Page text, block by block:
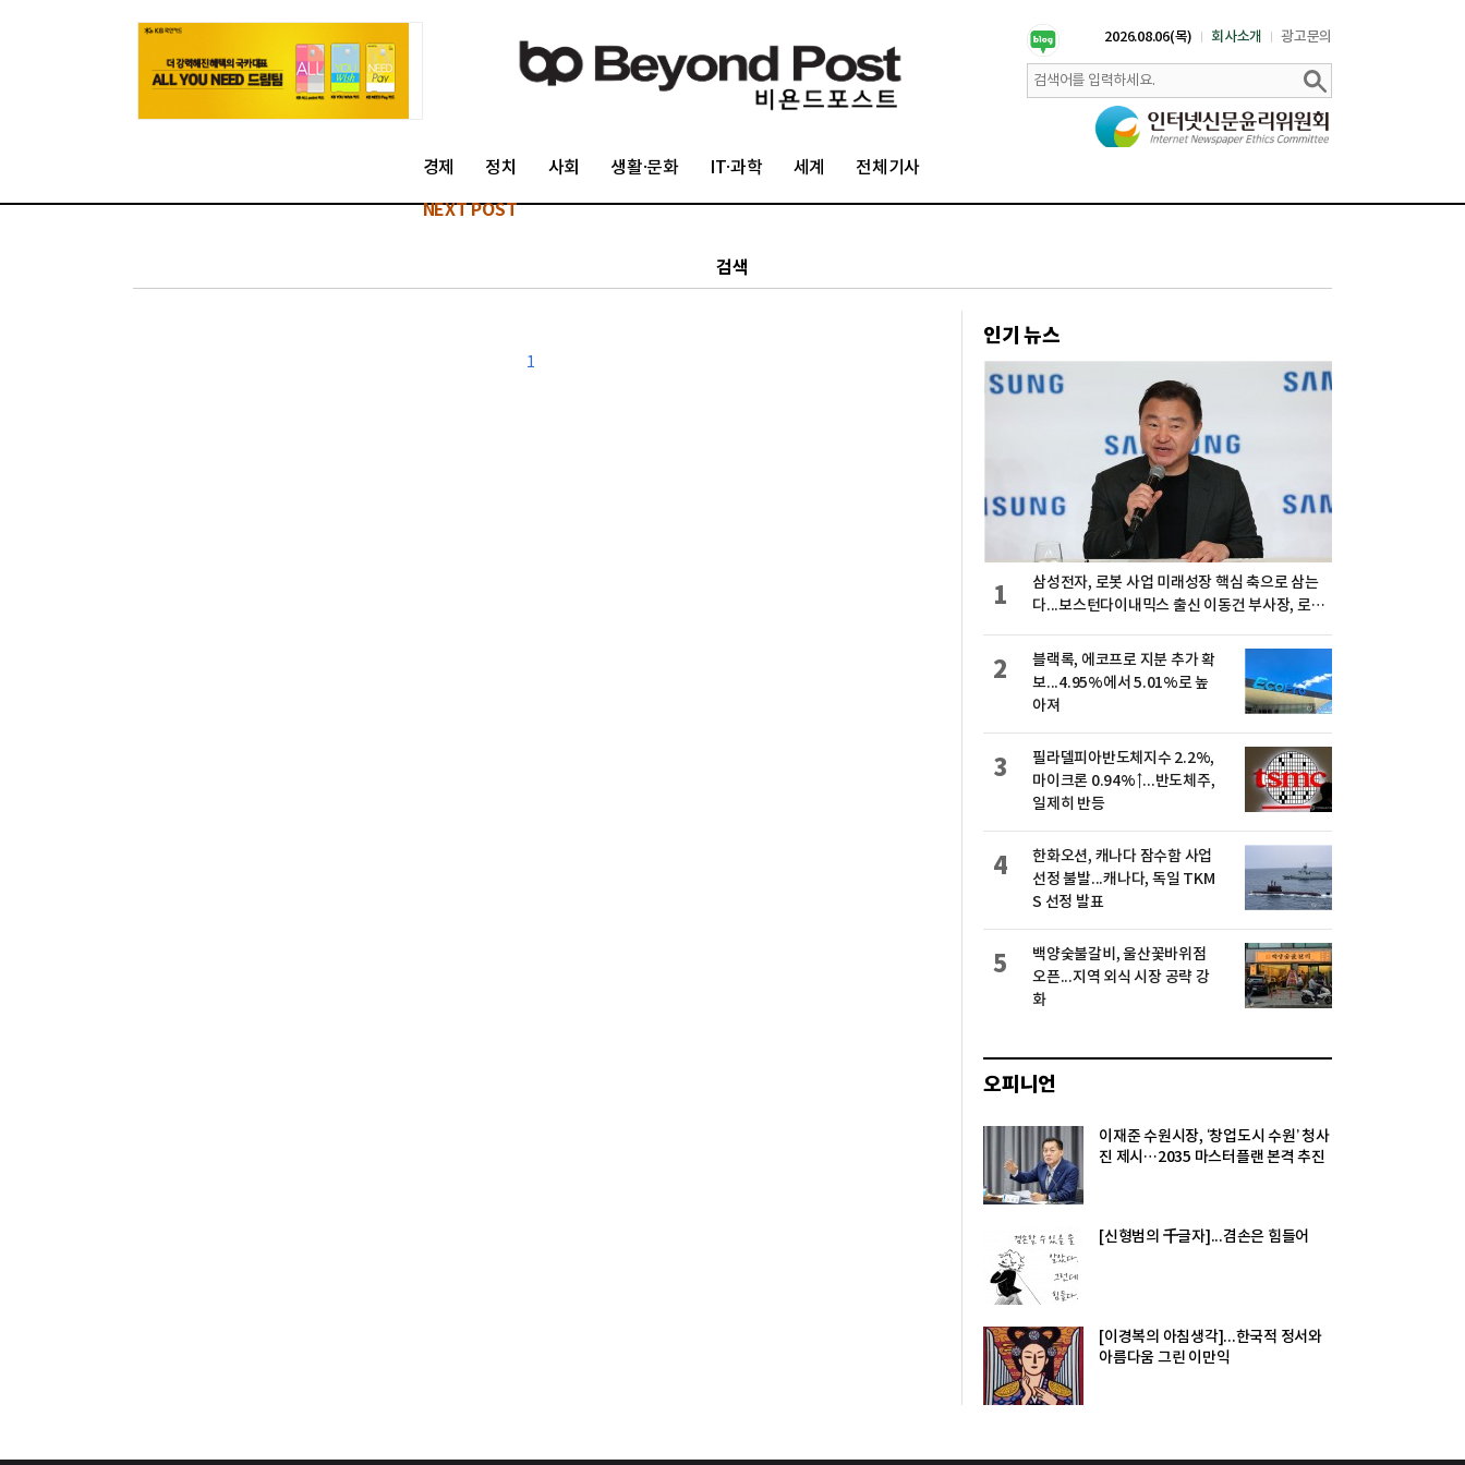
2026.08.06(목) 회사소개 광고문의
경제 정치 사회 생활·문화 IT·과학 세계 전체기사
NEXT POST
검색
1
인기 뉴스
삼성전자, 로봇 사업 미래성장 핵심 축으로 삼는
다...보스턴다이내믹스 출신 이동건 부사장, 로보
1
블랙록, 에코프로 지분 추가 확
보...4.95%에서 5.01%로 높
아져
2
필라델피아반도체지수 2.2%,
마이크론 0.94%↑...반도체주,
일제히 반등
3
한화오션, 캐나다 잠수함 사업
선정 불발...캐나다, 독일 TKM
S 선정 발표
4
백양숯불갈비, 울산꽃바위점
오픈...지역 외식 시장 공략 강
화
5
오피니언
이재준 수원시장, ‘창업도시 수원’ 청사
진 제시…2035 마스터플랜 본격 추진
[신형범의 千글자]...겸손은 힘들어
[이경복의 아침생각]...한국적 정서와
아름다움 그린 이만익